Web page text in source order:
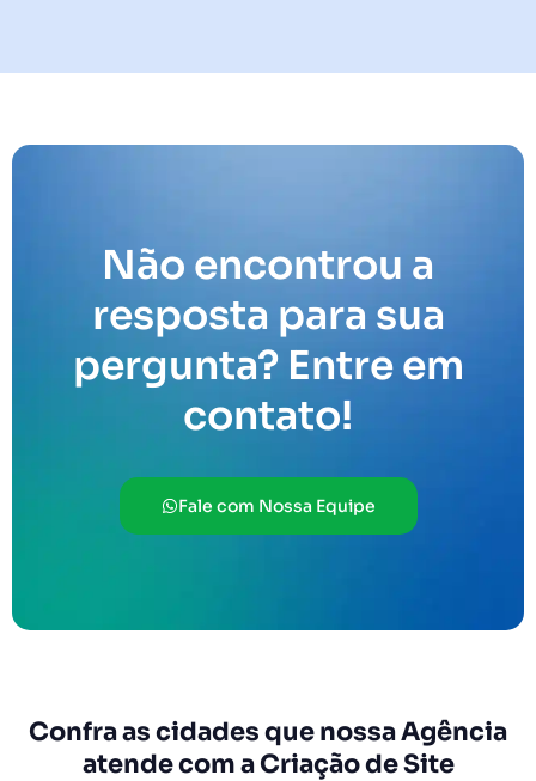
Não encontrou a
resposta para sua
pergunta? Entre em
contato!
Fale com Nossa Equipe
Confra as cidades que nossa Agência
atende com a Criação de Site